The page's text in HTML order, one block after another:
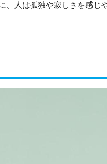
人は孤独や寂しさを感じ